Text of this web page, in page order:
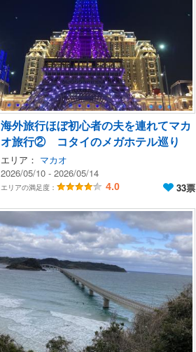
海外旅行ほぼ初心者の夫を連れてマカ
オ旅行② コタイのメガホテル巡り
エリア： マカオ
2026/05/10 - 2026/05/14
エリアの満足度： 4.0 33票